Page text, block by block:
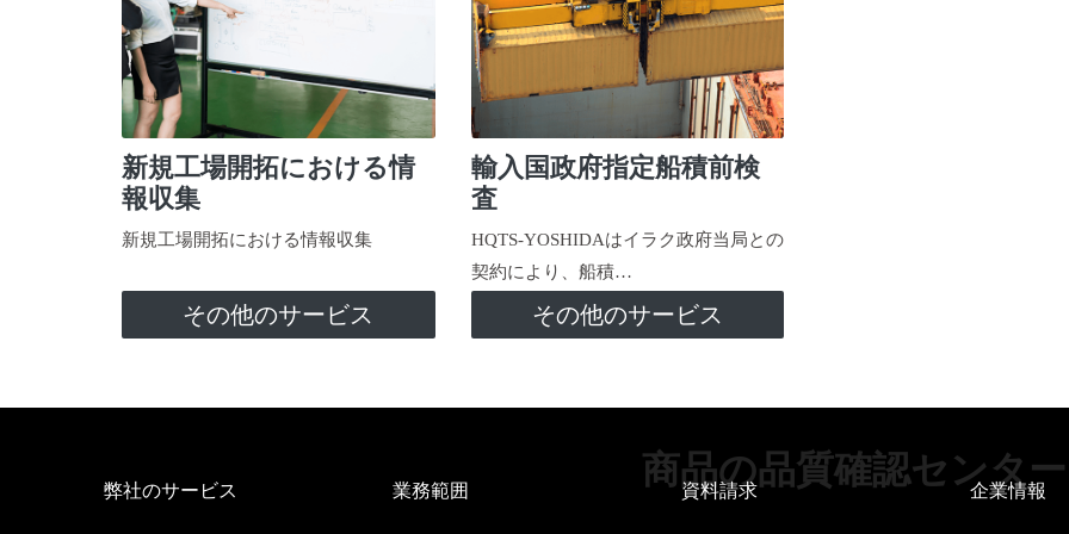
新規工場開拓における情
報収集
新規工場開拓における情報収集
その他のサービス
輸入国政府指定船積前検
査
HQTS-YOSHIDAはイラク政府当局との
契約により、船積…
その他のサービス
商品の品質確認センター
弊社のサービス 業務範囲 資料請求 企業情報